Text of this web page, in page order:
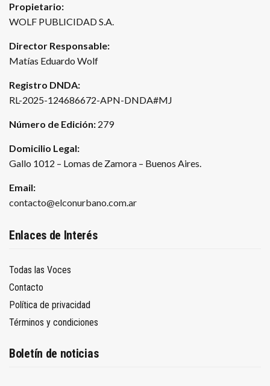
Propietario:
WOLF PUBLICIDAD S.A.
Director Responsable:
Matías Eduardo Wolf
Registro DNDA:
RL-2025-124686672-APN-DNDA#MJ
Número de Edición: 279
Domicilio Legal:
Gallo 1012 – Lomas de Zamora – Buenos Aires.
Email:
contacto@elconurbano.com.ar
Enlaces de Interés
Todas las Voces
Contacto
Política de privacidad
Términos y condiciones
Boletín de noticias